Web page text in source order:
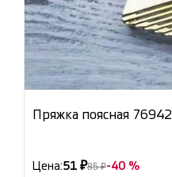
Пряжка поясная 76942
Цена:51 ₽85 ₽-40 %